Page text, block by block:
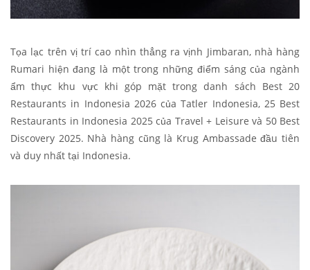
Tọa lạc trên vị trí cao nhìn thẳng ra vịnh Jimbaran, nhà hàng
Rumari hiện đang là một trong những điểm sáng của ngành
ẩm thực khu vực khi góp mặt trong danh sách Best 20
Restaurants in Indonesia 2026 của Tatler Indonesia, 25 Best
Restaurants in Indonesia 2025 của Travel + Leisure và 50 Best
Discovery 2025. Nhà hàng cũng là Krug Ambassade đầu tiên
và duy nhất tại Indonesia.